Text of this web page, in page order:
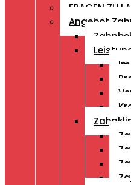
FRAGEN ZU
Angebot